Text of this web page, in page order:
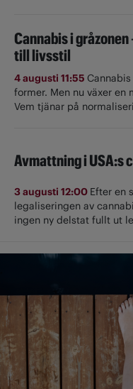
Cannabis i
till livsstil
4 augusti 11:55
former. Men nu växer en
Vem tjänar på
Avmattning i USA:s
3 augusti 12:00 Efter en
legaliseringen av
ingen ny delstat fullt ut